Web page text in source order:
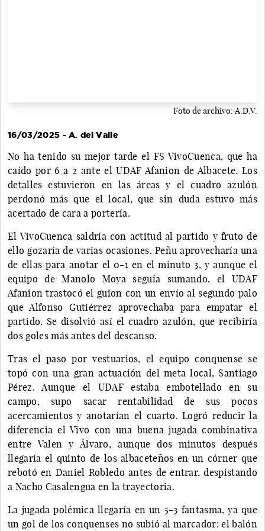
Foto de archivo: A.D.V.
16/03/2025 - A. del Valle
No ha tenido su mejor tarde el FS VivoCuenca, que ha
caído por 6 a 2 ante el UDAF Afanion de Albacete. Los
detalles estuvieron en las áreas y el cuadro azulón
perdonó más que el local, que sin duda estuvo más
acertado de cara a portería.
El VivoCuenca saldría con actitud al partido y fruto de
ello gozaría de varias ocasiones. Peñu aprovecharía una
de ellas para anotar el 0-1 en el minuto 3, y aunque el
equipo de Manolo Moya seguía sumando, el UDAF
Afanion trastocó el guion con un envío al segundo palo
que Alfonso Gutiérrez aprovechaba para empatar el
partido. Se disolvió así el cuadro azulón, que recibiría
dos goles más antes del descanso.
Tras el paso por vestuarios, el equipo conquense se
topó con una gran actuación del meta local, Santiago
Pérez. Aunque el UDAF estaba embotellado en su
campo, supo sacar rentabilidad de sus pocos
acercamientos y anotarían el cuarto. Logró reducir la
diferencia el Vivo con una buena jugada combinativa
entre Valen y Álvaro, aunque dos minutos después
llegaría el quinto de los albaceteños en un córner que
rebotó en Daniel Robledo antes de entrar, despistando
a Nacho Casalengua en la trayectoria.
La jugada polémica llegaría en un 5-3 fantasma, ya que
un gol de los conquenses no subió al marcador: el balón